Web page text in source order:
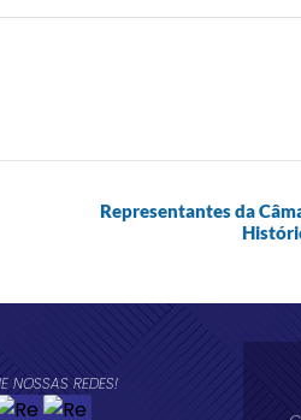
Representantes da
NOSSAS REDES!